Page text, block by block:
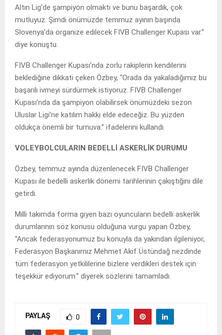
Altın Lig’de şampiyon olmaktı ve bunu başardık, çok
mutluyuz. Şimdi önümüzde temmuz ayının başında
Slovenya’da organize edilecek FIVB Challenger Kupası var.”
diye konuştu.
FIVB Challenger Kupası’nda zorlu rakiplerin kendilerini
beklediğine dikkati çeken Özbey, “Orada da yakaladığımız bu
başarılı ivmeyi sürdürmek istiyoruz. FIVB Challenger
Kupası’nda da şampiyon olabilirsek önümüzdeki sezon
Uluslar Ligi’ne katılım hakkı elde edeceğiz. Bu yüzden
oldukça önemli bir turnuva.” ifadelerini kullandı.
VOLEYBOLCULARIN BEDELLİ ASKERLİK DURUMU
Özbey, temmuz ayında düzenlenecek FIVB Challenger
Kupası ile bedelli askerlik dönemi tarihlerinin çakıştığını dile
getirdi.
Milli takımda forma giyen bazı oyuncuların bedelli askerlik
durumlarının söz konusu olduğuna vurgu yapan Özbey,
“Ancak federasyonumuz bu konuyla da yakından ilgileniyor,
Federasyon Başkanımız Mehmet Akif Üstündağ nezdinde
tüm federasyon yetkililerine bizlere verdikleri destek için
teşekkür ediyorum.” diyerek sözlerini tamamladı.
PAYLAŞ 0